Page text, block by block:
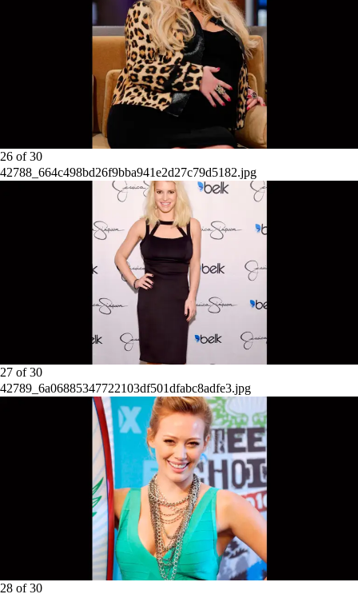
26 of30
42788_664c498bd26f9bba941e2d27c79d5182.jpg
27 of30
42789_6a06885347722103df501dfabc8adfe3.jpg
28 of30